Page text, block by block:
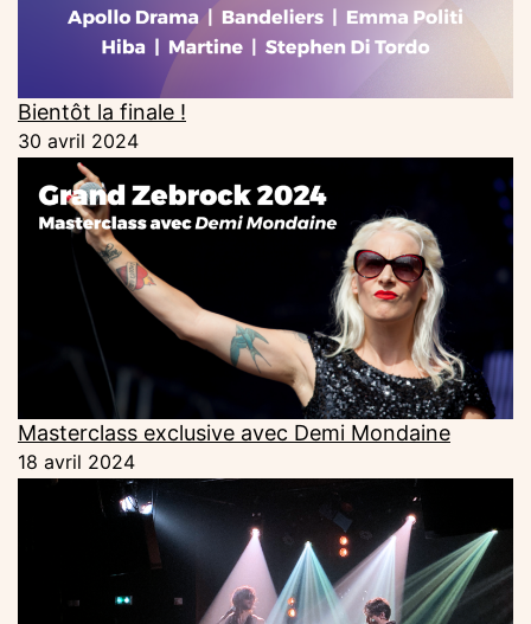
Bientôt la finale !
30 avril 2024
Masterclass exclusive avec Demi Mondaine
18 avril 2024